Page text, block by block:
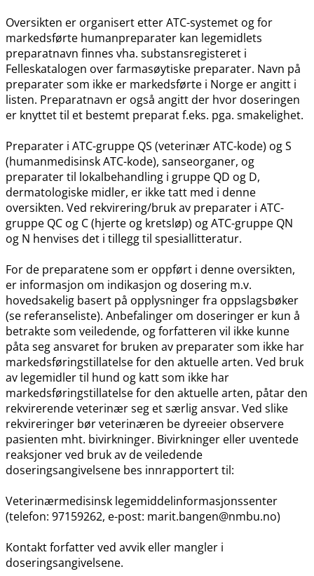
Oversikten er organisert etter ATC-systemet og for
markedsførte humanpreparater kan legemidlets
preparatnavn finnes vha. substansregisteret i
Felleskatalogen over farmasøytiske preparater. Navn på
preparater som ikke er markedsførte i Norge er angitt i
listen. Preparatnavn er også angitt der hvor doseringen
er knyttet til et bestemt preparat f.eks. pga. smakelighet.
Preparater i ATC-gruppe QS (veterinær ATC-kode) og S
(humanmedisinsk ATC-kode), sanseorganer, og
preparater til lokalbehandling i gruppe QD og D,
dermatologiske midler, er ikke tatt med i denne
oversikten. Ved rekvirering​/​bruk av preparater i ATC-
gruppe QC og C (hjerte og kretsløp) og ATC-gruppe QN
og N henvises det i tillegg til spesiallitteratur.
For de preparatene som er oppført i denne oversikten,
er informasjon om indikasjon og dosering m.v.
hovedsakelig basert på opplysninger fra oppslagsbøker
(se referanseliste). Anbefalinger om doseringer er kun å
betrakte som veiledende, og forfatteren vil ikke kunne
påta seg ansvaret for bruken av preparater som ikke har
markedsføringstillatelse for den aktuelle arten. Ved bruk
av legemidler til hund og katt som ikke har
markedsføringstillatelse for den aktuelle arten, påtar den
rekvirerende veterinær seg et særlig ansvar. Ved slike
rekvireringer bør veterinæren be dyreeier observere
pasienten mht. bivirkninger. Bivirkninger eller uventede
reaksjoner ved bruk av de veiledende
doseringsangivelsene bes innrapportert til:
Veterinærmedisinsk legemiddelinformasjonssenter
(telefon: 97159262, e-post: marit.bangen@nmbu.no)
Kontakt forfatter ved avvik eller mangler i
doseringsangivelsene.